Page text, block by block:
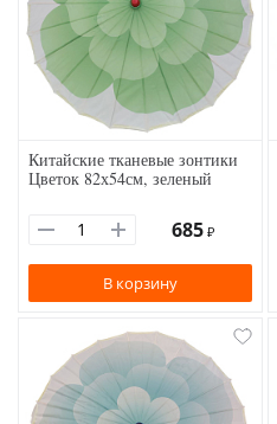
Китайские тканевые зонтики
Цветок 82х54см, зеленый
685 ₽
В корзину